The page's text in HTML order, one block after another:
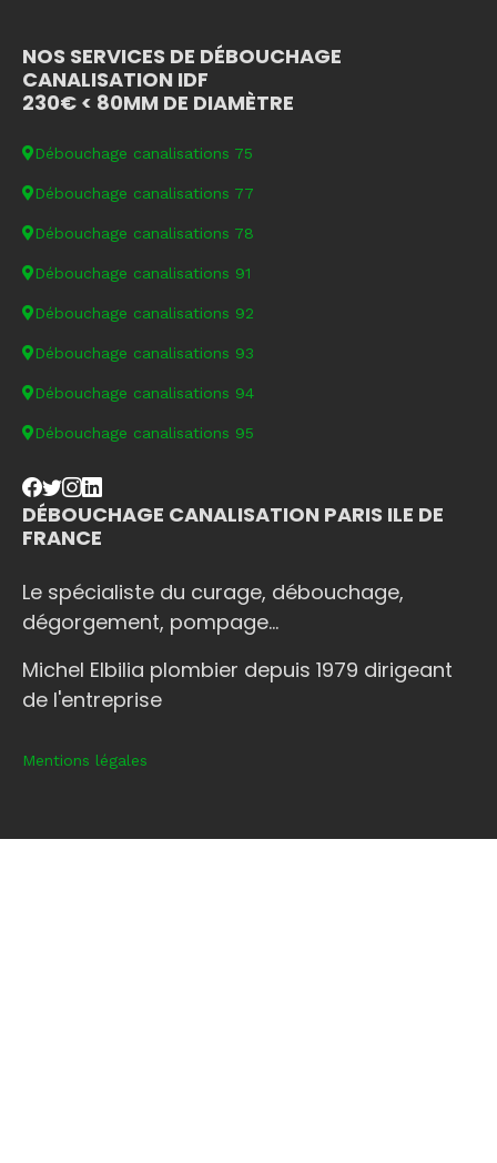
NOS SERVICES DE DÉBOUCHAGE
CANALISATION IDF
230€ < 80MM DE DIAMÈTRE
Débouchage canalisations 75
Débouchage canalisations 77
Débouchage canalisations 78
Débouchage canalisations 91
Débouchage canalisations 92
Débouchage canalisations 93
Débouchage canalisations 94
Débouchage canalisations 95
DÉBOUCHAGE CANALISATION PARIS ILE DE
FRANCE
Le spécialiste du curage, débouchage,
dégorgement, pompage...
Michel Elbilia plombier depuis 1979 dirigeant
de l'entreprise
Mentions légales